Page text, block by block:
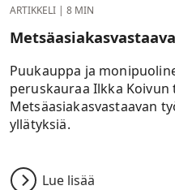
ARTIKKELI | 8 MIN
Puukauppa ja
peruskauraa Ilkka Koivun
Metsäasiakasvastaavan
yllätyksiä.
Lue lisää